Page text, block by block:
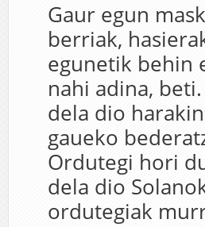
Gaur egun
berriak,
egunetik behin
nahi adina,
dela dio
gaueko
Ordutegi hori
dela dio
ordutegiak